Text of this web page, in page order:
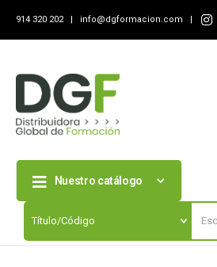
914 320 202 | info@dgformacion.com |
Nuestro catálogo